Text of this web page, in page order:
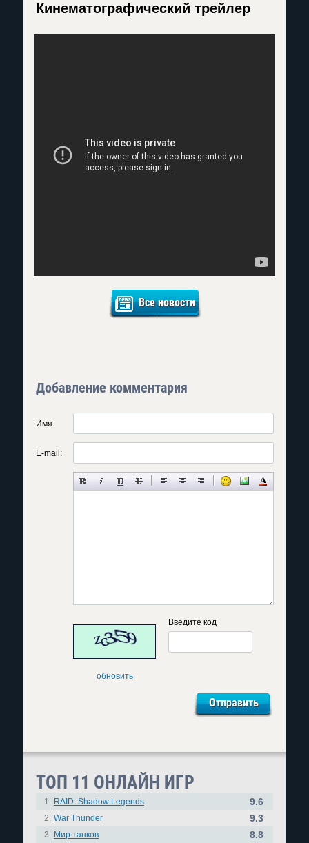
Кинематографический трейлер
Все новости
Добавление комментария
Имя:
E-mail:
обновить
Введите код
ТОП 11 ОНЛАЙН ИГР
1. RAID: Shadow Legends 9.6
2. War Thunder 9.3
3. Мир танков 8.8